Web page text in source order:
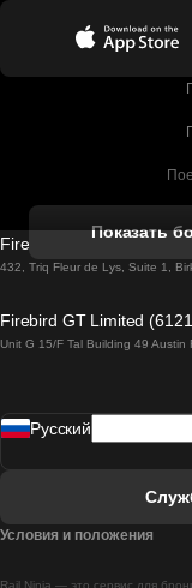
Показать
Firebird GT Limited (OC
432, Triq Fleur de Lys, Suite 1,
Firebird GT Limited
Unit G 15/F Tal Building 49
Rail Ninja — это сервис для
Pусский
Условия и положения